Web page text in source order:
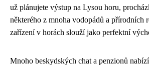
už plánujete výstup na Lysou horu,
některého z mnoha vodopádů a přírodních
zařízení v horách slouží jako perfektní
Mnoho beskydských chat a penzionů